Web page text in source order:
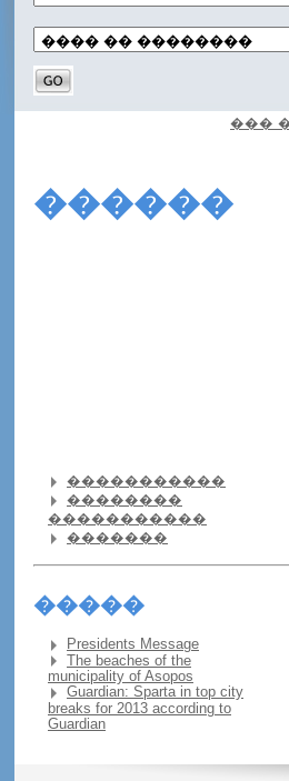
���
������
�����������
��������
�����������
�������
�����
Presidents Message
The beaches of the
municipality of Asopos
Guardian: Sparta in top city
breaks for 2013 according to
Guardian